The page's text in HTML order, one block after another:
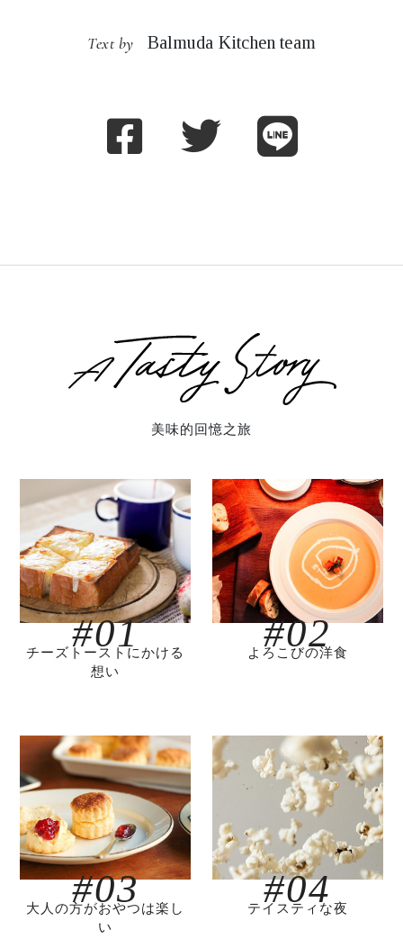
Text by Balmuda Kitchen team
美味的回憶之旅
#01
チーズトーストにかける
想い
#02
よろこびの洋食
#03
大人の方がおやつは楽し
い
#04
テイスティな夜